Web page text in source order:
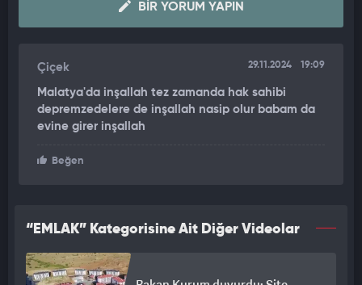
BIR YORUM YAPIN
Çiçek 29.11.2024 19:09
Malatya'da inşallah tez zamanda hak sahibi
depremzedelere de inşallah nasip olur babam da
evine girer inşallah
Beğen
“EMLAK” Kategorisine Ait Diğer Videolar